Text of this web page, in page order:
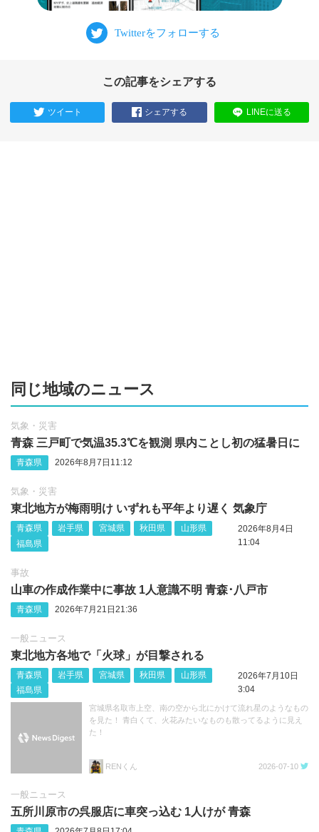
この記事をシェアする
ツイート シェアする LINEに送る
同じ地域のニュース
気象・災害
青森 三戸町で気温35.3℃を観測 県内ことし初の猛暑日に
青森県 2026年8月7日11:12
気象・災害
東北地方が梅雨明け いずれも平年より遅く 気象庁
青森県 岩手県 宮城県 秋田県
山形県
福島県
2026年8月4日
11:04
事故
山車の作成作業中に事故 1人意識不明 青森･八戸市
青森県 2026年7月21日21:36
一般ニュース
東北地方各地で「火球」が目撃される
青森県 岩手県 宮城県 秋田県
山形県
福島県
2026年7月10日
3:04
宮城県名取市上空、南の空から北にかけて流れ星のようなもの
を見た！ 青白くて、火花みたいなものも散ってるように見え
た！
RENくん 2026-07-10
一般ニュース
五所川原市の呉服店に車突っ込む 1人けが 青森